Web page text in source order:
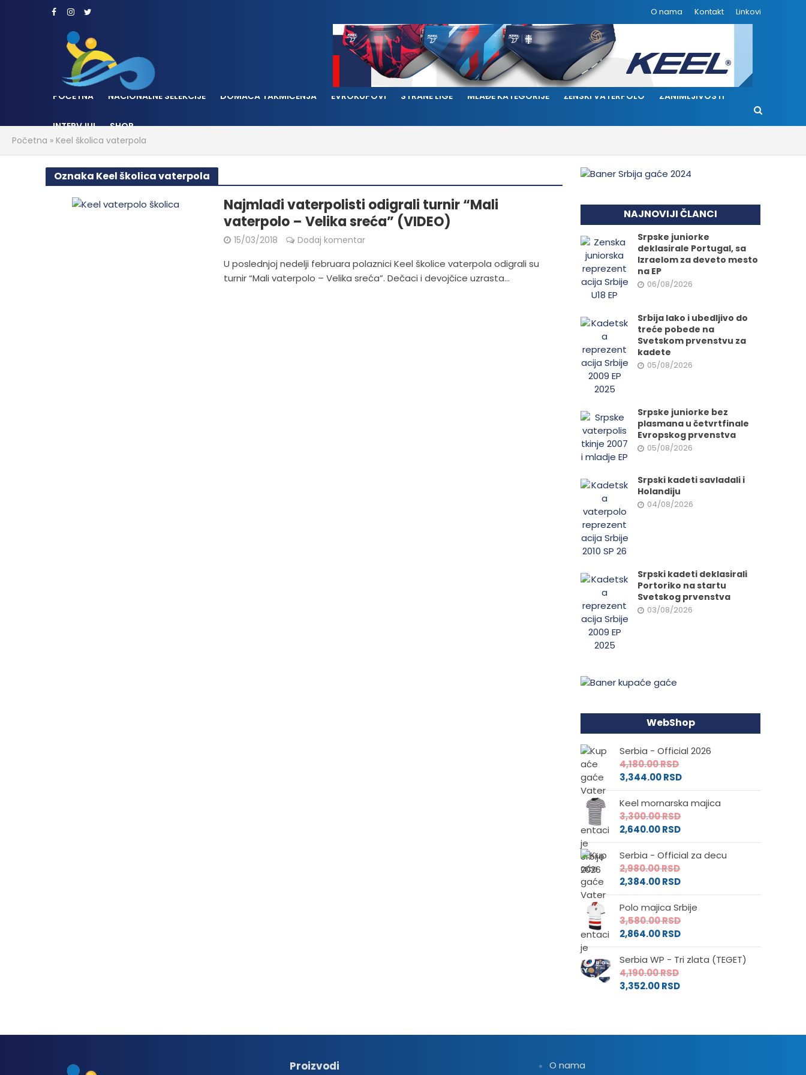
O nama Kontakt Linkovi
POČETNA NACIONALNE SELEKCIJE DOMAĆA TAKMIČENJA EVROKUPOVI STRANE LIGE MLAĐE KATEGORIJE ŽENSKI VATERPOLO ZANIMLJIVOSTI
INTERVJUI
SHOP
Početna » Keel školica vaterpola
Oznaka Keel školica vaterpola
Najmlađi vaterpolisti odigrali turnir “Mali
vaterpolo – Velika sreća” (VIDEO)
15/03/2018 Dodaj komentar
U poslednjoj nedelji februara polaznici Keel školice vaterpola odigrali su
turnir “Mali vaterpolo – Velika sreća”. Dečaci i devojčice uzrasta...
NAJNOVIJI ČLANCI
Srpske juniorke
deklasirale Portugal, sa
Izraelom za deveto mesto
na EP
06/08/2026
Srbija lako i ubedljivo do
treće pobede na
Svetskom prvenstvu za
kadete
05/08/2026
Srpske juniorke bez
plasmana u četvrtfinale
Evropskog prvenstva
05/08/2026
Srpski kadeti savladali i
Holandiju
04/08/2026
Srpski kadeti deklasirali
Portoriko na startu
Svetskog prvenstva
03/08/2026
WebShop
Serbia - Official 2026
4,180.00RSD
3,344.00RSD
Keel mornarska majica
3,300.00RSD
2,640.00RSD
Serbia - Official za decu
2,980.00RSD
2,384.00RSD
Polo majica Srbije
3,580.00RSD
2,864.00RSD
Serbia WP - Tri zlata (TEGET)
4,190.00RSD
3,352.00RSD
Proizvodi O nama